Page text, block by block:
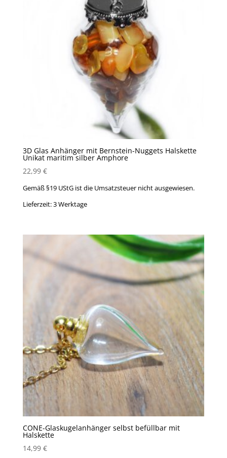
3D Glas Anhänger mit Bernstein-Nuggets Halskette
Unikat maritim silber Amphore
22,99 €
Gemäß §19 UStG ist die Umsatzsteuer nicht ausgewiesen.
Lieferzeit:3 Werktage
CONE-Glaskugelanhänger selbst befüllbar mit
Halskette
14,99 €